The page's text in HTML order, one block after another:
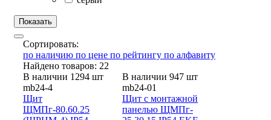
Сортировать:
по наличию по цене по рейтингу по алфавиту
Найдено товаров: 22
В наличии 1294 шт
mb24-4
Щит
ЩМПг-80.60.25
В наличии 947 шт
mb24-01
Щит с монтажной
панелью ЩМПг-